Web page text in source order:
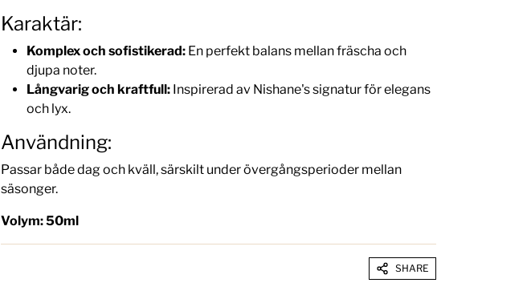
Karaktär:
Komplex och sofistikerad: En perfekt balans mellan fräscha och
djupa noter.
Långvarig och kraftfull: Inspirerad av Nishane's signatur för elegans
och lyx.
Användning:
Passar både dag och kväll, särskilt under övergångsperioder mellan
säsonger.
Volym: 50ml
SHARE